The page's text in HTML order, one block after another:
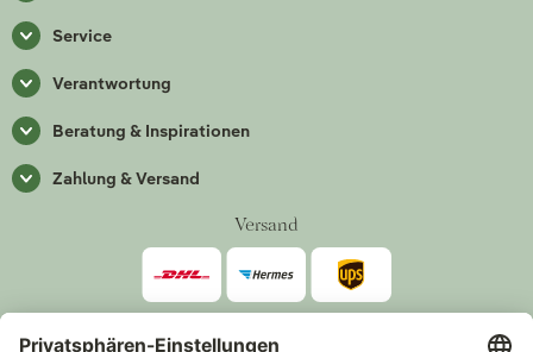
Service
Verantwortung
Beratung & Inspirationen
Zahlung & Versand
Versand
Zahlarten